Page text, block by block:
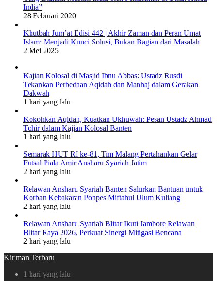
India”
28 Februari 2020
Khutbah Jum’at Edisi 442 | Akhir Zaman dan Peran Umat
Islam: Menjadi Kunci Solusi, Bukan Bagian dari Masalah
2 Mei 2025
Kajian Kolosal di Masjid Ibnu Abbas: Ustadz Rusdi
Tekankan Perbedaan Aqidah dan Manhaj dalam Gerakan
Dakwah
1 hari yang lalu
Kokohkan Aqidah, Kuatkan Ukhuwah: Pesan Ustadz Ahmad
Tohir dalam Kajian Kolosal Banten
1 hari yang lalu
Semarak HUT RI ke-81, Tim Malang Pertahankan Gelar
Futsal Piala Amir Ansharu Syariah Jatim
2 hari yang lalu
Relawan Ansharu Syariah Banten Salurkan Bantuan untuk
Korban Kebakaran Ponpes Miftahul Ulum Kuliang
2 hari yang lalu
Relawan Ansharu Syariah Blitar Ikuti Jambore Relawan
Blitar Raya 2026, Perkuat Sinergi Mitigasi Bencana
2 hari yang lalu
Kiriman Terbaru
1 hari yang lalu